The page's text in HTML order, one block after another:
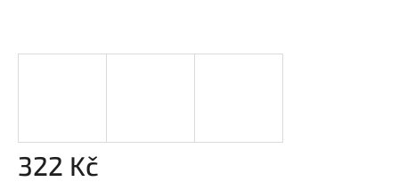
322 Kč